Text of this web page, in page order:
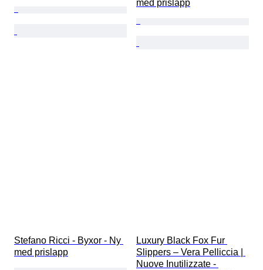
med prislapp
Stefano Ricci - Byxor - Ny
med prislapp
Luxury Black Fox Fur
Slippers – Vera Pelliccia |
Nuove Inutilizzate -